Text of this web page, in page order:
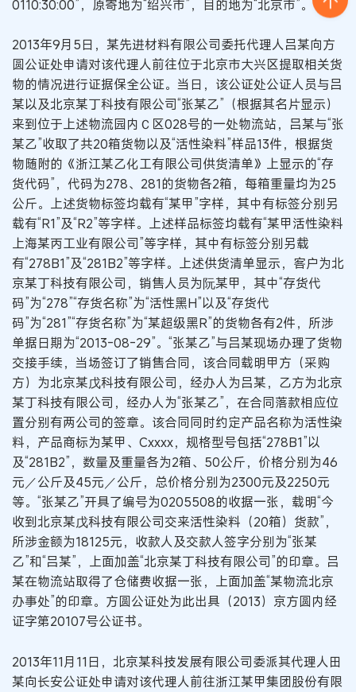
0110:30:00”，原寄地为“绍兴市”，目的地为“北京市”。
2013年9月5日，某先进材料有限公司委托代理人吕某向方
圆公证处申请对该代理人前往位于北京市大兴区提取相关货
物的情况进行证据保全公证。当日，该公证处公证人员与吕
某以及北京某丁科技有限公司“张某乙”（根据其名片显示）
来到位于上述物流园内Ｃ区028号的一处物流站，吕某与“张
某乙”收取了共20箱货物以及“活性染料”样品13件，根据货
物随附的《浙江某乙化工有限公司供货清单》上显示的“存
货代码”，代码为278、281的货物各2箱，每箱重量均为25
公斤。上述货物标签均载有“某甲”字样，其中有标签分别另
载有“R1”及“R2”等字样。上述样品标签均载有“某甲活性染料
上海某丙工业有限公司”等字样，其中有标签分别另载
有“278B1”及“281B2”等字样。上述供货清单显示，客户为北
京某丁科技有限公司，销售人员为阮某甲，其中“存货代
码”为“278”“存货名称”为“活性黑H”以及“存货代
码”为“281”“存货名称”为“某超级黑R”的货物各有2件，所涉
单据日期为“2013-08-29”。“张某乙”与吕某现场办理了货物
交接手续，当场签订了销售合同，该合同载明甲方（采购
方）为北京某戊科技有限公司，经办人为吕某，乙方为北京
某丁科技有限公司，经办人为“张某乙”，在合同落款相应位
置分别有两公司的签章。该合同同时约定产品名称为活性染
料，产品商标为某甲、Cxxxx，规格型号包括“278B1”以
及“281B2”，数量及重量各为2箱、50公斤，价格分别为46
元／公斤及45元／公斤，总价格分别为2300元及2250元
等。“张某乙”开具了编号为0205508的收据一张，载明“今
收到北京某戊科技有限公司交来活性染料（20箱）货款”，
所涉金额为18125元，收款人及交款人签字分别为“张某
乙”和“吕某”，上面加盖“北京某丁科技有限公司”的印章。吕
某在物流站取得了仓储费收据一张，上面加盖“某物流北京
办事处”的印章。方圆公证处为此出具（2013）京方圆内经
证字第20107号公证书。
2013年11月11日，北京某科技发展有限公司委派其代理人田
某向长安公证处申请对该代理人前往浙江某甲集团股份有限